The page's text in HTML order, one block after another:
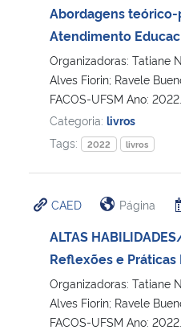
Abordagens teórico-
Atendimento
Organizadoras: Tatiane
Alves Fiorin; Ravele
FACOS-UFSM Ano: 2022.
Categoria: livros
Tags:
2022 livros
CAED Página
ALTAS
Reflexões e Práticas
Organizadoras: Tatiane
Alves Fiorin; Ravele
FACOS-UFSM Ano: 2022.